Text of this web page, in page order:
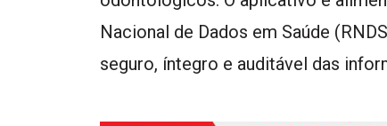
Nacional de Dados em Saúde
seguro, íntegro e auditável das